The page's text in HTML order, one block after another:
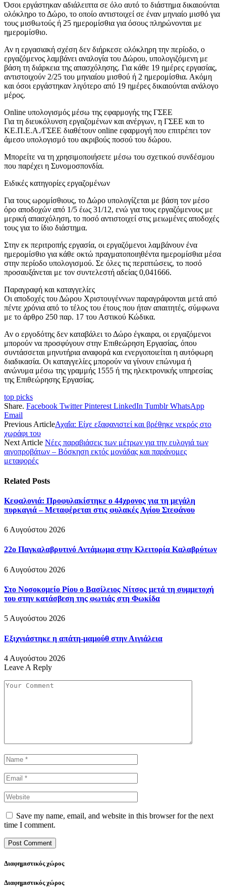
Όσοι εργάστηκαν αδιάλειπτα σε όλο αυτό το διάστημα δικαιούνται
ολόκληρο το Δώρο, το οποίο αντιστοιχεί σε έναν μηνιαίο μισθό για
τους μισθωτούς ή 25 ημερομίσθια για όσους πληρώνονται με
ημερομίσθιο.
Αν η εργασιακή σχέση δεν διήρκεσε ολόκληρη την περίοδο, ο
εργαζόμενος λαμβάνει αναλογία του Δώρου, υπολογιζόμενη με
βάση τη διάρκεια της απασχόλησης. Για κάθε 19 ημέρες εργασίας,
αντιστοιχούν 2/25 του μηνιαίου μισθού ή 2 ημερομίσθια. Ακόμη
και όσοι εργάστηκαν λιγότερο από 19 ημέρες δικαιούνται ανάλογο
μέρος.
Online υπολογισμός μέσω της εφαρμογής της ΓΣΕΕ
Για τη διευκόλυνση εργαζομένων και ανέργων, η ΓΣΕΕ και το
ΚΕ.Π.Ε.Α./ΓΣΕΕ διαθέτουν online εφαρμογή που επιτρέπει τον
άμεσο υπολογισμό του ακριβούς ποσού του δώρου.
Μπορείτε να τη χρησιμοποιήσετε μέσω του σχετικού συνδέσμου
που παρέχει η Συνομοσπονδία.
Ειδικές κατηγορίες εργαζομένων
Για τους ωρομίσθιους, το Δώρο υπολογίζεται με βάση τον μέσο
όρο αποδοχών από 1/5 έως 31/12, ενώ για τους εργαζόμενους με
μερική απασχόληση, το ποσό αντιστοιχεί στις μειωμένες αποδοχές
τους για το ίδιο διάστημα.
Στην εκ περιτροπής εργασία, οι εργαζόμενοι λαμβάνουν ένα
ημερομίσθιο για κάθε οκτώ πραγματοποιηθέντα ημερομίσθια μέσα
στην περίοδο υπολογισμού. Σε όλες τις περιπτώσεις, το ποσό
προσαυξάνεται με τον συντελεστή αδείας 0,041666.
Παραγραφή και καταγγελίες
Οι αποδοχές του Δώρου Χριστουγέννων παραγράφονται μετά από
πέντε χρόνια από το τέλος του έτους που ήταν απαιτητές, σύμφωνα
με το άρθρο 250 παρ. 17 του Αστικού Κώδικα.
Αν ο εργοδότης δεν καταβάλει το Δώρο έγκαιρα, οι εργαζόμενοι
μπορούν να προσφύγουν στην Επιθεώρηση Εργασίας, όπου
συντάσσεται μηνυτήρια αναφορά και ενεργοποιείται η αυτόφωρη
διαδικασία. Οι καταγγελίες μπορούν να γίνουν επώνυμα ή
ανώνυμα μέσω της γραμμής 1555 ή της ηλεκτρονικής υπηρεσίας
της Επιθεώρησης Εργασίας.
top picks
Share. Facebook Twitter Pinterest LinkedIn Tumblr WhatsApp
Email
Previous ArticleΑχαΐα: Είχε εξαφανιστεί και βρέθηκε νεκρός στο
χωράφι του
Next Article Νέες παραβιάσεις των μέτρων για την ευλογιά των
αιγοπροβάτων – Βόσκηση εκτός μονάδας και παράνομες
μεταφορές
Related Posts
Κεφαλονιά: Προφυλακίστηκε ο 44χρονος για τη μεγάλη
πυρκαγιά – Μεταφέρεται στις φυλακές Αγίου Στεφάνου
6 Αυγούστου 2026
22ο Παγκαλαβρυτινό Αντάμωμα στην Κλειτορία Καλαβρύτων
6 Αυγούστου 2026
Στο Νοσοκομείο Ρίου ο Βασίλειος Νίτσος μετά τη συμμετοχή
του στην κατάσβεση της φωτιάς στη Φωκίδα
5 Αυγούστου 2026
Εξιχνιάστηκε η απάτη-μαμούθ στην Αιγιάλεια
4 Αυγούστου 2026
Leave A Reply
Save my name, email, and website in this browser for the next
time I comment.
Διαφημιστικός χώρος
Διαφημιστικός χώρος